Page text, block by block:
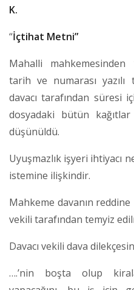
K.
“İçtihat Metni”
Mahalli
tarih ve numarası
davacı tarafından süresi
dosyadaki bütün
düşünüldü.
Uyuşmazlık işyeri ihtiyacı
istemine ilişkindir.
Mahkeme davanın
vekili tarafından temyiz
Davacı vekili dava
….’nin boşta olup